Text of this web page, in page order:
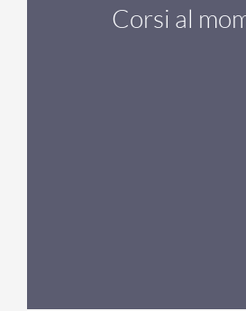
Corsi al